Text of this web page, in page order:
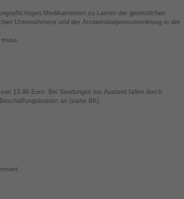
Medikamenten zu Lasten der gesetzlichen
Unternehmens und der Arzneimittelpreisverordnung in der
13,99 Euro. Bei Sendungen ins Ausland fallen durch
an (siehe BK).